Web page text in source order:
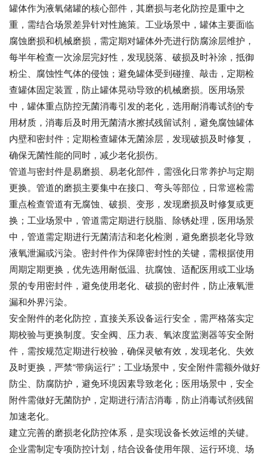
罐体作为液氧储罐的核心部件，其磨损与老化防控是重中之
重，需结合场景差异针对性施策。工业场景中，罐体主要面临
腐蚀磨损和机械磨损，需定期对罐体外壳进行防腐涂层维护，
每半年检查一次涂层完好性，发现脱落、破损及时补涂，抵御
粉尘、腐蚀性气体的侵蚀；避免罐体受到碰撞、敲击，定期检
查罐体固定装置，防止罐体晃动导致的机械磨损。医用场景
中，罐体重点防控无菌消毒引发的老化，选用耐消毒试剂的专
用材质，消毒后及时用无菌清水擦拭残留试剂，避免腐蚀罐体
内壁和密封件；定期检查罐体无菌涂层，发现破损及时修复，
确保无菌性能的同时，减少老化损伤。
管道与密封件是易磨损、易老化部件，需强化日常养护与定期
更换。管道的磨损主要集中在接口、弯头等部位，日常巡检需
重点检查管道有无腐蚀、破损、变形，发现磨损及时修复或更
换；工业场景中，管道需定期进行脱脂、除锈处理，医用场景
中，管道需定期进行无菌清洁和老化检测，避免磨损老化导致
液氧泄漏或污染。密封件作为保障密封性的关键，需根据使用
周期定期更换，优先选用耐低温、抗腐蚀、适配医用或工业场
景的专用密封件，避免使用老化、破损的密封件，防止液氧泄
漏和外界污染。
安全附件的老化防控，直接关系设备运行安全，需严格落实定
期校验与更换制度。安全阀、压力表、氧浓度监测器等安全附
件，需按规范定期进行校验，确保灵敏有效，发现老化、失效
及时更换，严禁“带病运行”；工业场景中，安全附件需额外做好
防尘、防腐防护，避免环境因素导致老化；医用场景中，安全
附件需做好无菌防护，定期进行清洁消毒，防止消毒试剂残留
加速老化。
建立完善的磨损老化防控体系，是实现设备长效运维的关键。
企业需制定专项防控计划，结合设备使用年限、运行环境、场